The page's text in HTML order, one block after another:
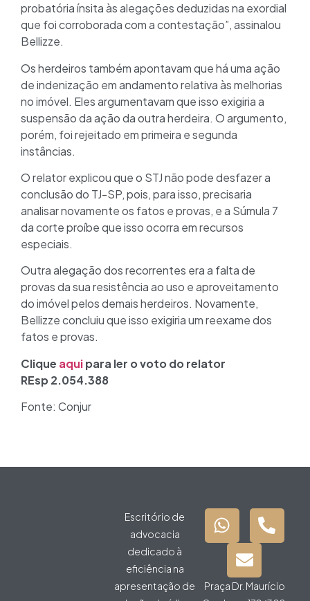
probatória ínsita às alegações deduzidas na exordial
que foi corroborada com a contestação”, assinalou
Bellizze.
Os herdeiros também apontavam que há uma ação
de indenização em andamento relativa às melhorias
no imóvel. Eles argumentavam que isso exigiria a
suspensão da ação da outra herdeira. O argumento,
porém, foi rejeitado em primeira e segunda
instâncias.
O relator explicou que o STJ não pode desfazer a
conclusão do TJ-SP, pois, para isso, precisaria
analisar novamente os fatos e provas, e a Súmula 7
da corte proíbe que isso ocorra em recursos
especiais.
Outra alegação dos recorrentes era a falta de
provas da sua resistência ao uso e aproveitamento
do imóvel pelos demais herdeiros. Novamente,
Bellizze concluiu que isso exigiria um reexame dos
fatos e provas.
Clique aquipara ler o voto do relator
REsp 2.054.388
Fonte: Conjur
Escritório de
advocacia
dedicado à
eficiência na
apresentação de
Praça Dr. Maurício